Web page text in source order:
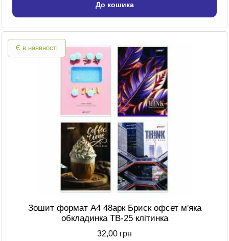
До кошика
Є в наявності
Зошит формат A4 48арк Бриск офсет м'яка
обкладинка ТВ-25 клітинка
32,00 грн